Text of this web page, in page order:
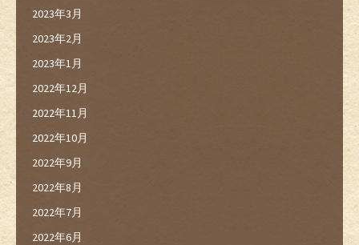
2023年3月
2023年2月
2023年1月
2022年12月
2022年11月
2022年10月
2022年9月
2022年8月
2022年7月
2022年6月